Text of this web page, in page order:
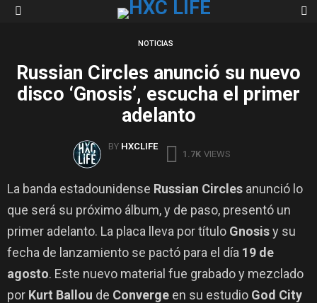
NOTICIAS
Russian Circles anunció su nuevo
disco ‘Gnosis’, escucha el primer
adelanto
BY HXCLIFE
1.7K VIEWS
La banda estadounidense Russian Circles anunció lo
que será su próximo álbum, y de paso, presentó un
primer adelanto. La placa lleva por título Gnosisy su
fecha de lanzamiento se pactó para el día 19 de
agosto. Este nuevo material fue grabado y mezclado
por Kurt Ballou de Converge en su estudio God City